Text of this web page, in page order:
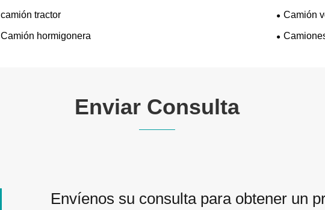
camión tractor Camión
Camión hormigonera
Enviar Consulta
Envíenos su consulta para obtener un